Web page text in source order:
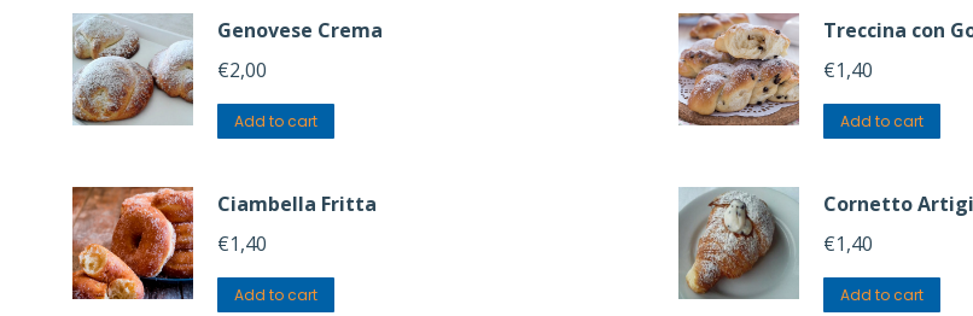
Genovese Crema
€2,00
Add to cart
Treccina con
€1,40
Add to cart
Ciambella Fritta
€1,40
Add to cart
Cornetto
€1,40
Add to cart